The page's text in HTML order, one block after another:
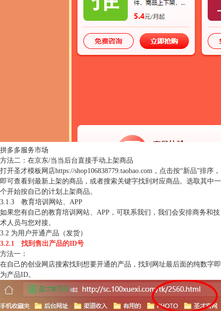
拼多多服务市场
方法二：在京东/当当后台直接手动上架商品
打开圣才模板网店https://shop106838779.taobao.com ，点击按“新品”排序，
即可查看到最新上架的商品，或者搜索关键字找到对应商品。选取其中一
个开始按自己的计划上架商品。
3.1.3 教育培训网站、APP
如果您有自己的教育培训网站、APP，可联系我们，我们会安排商务和技
术人员与您对接。
3.2 为用户开通产品（发货）
3.2.1 找到售出产品的ID号
方法一：
在自己的创业网店搜索找到想要开通的产品，找到网址最后面的纯数字即
为产品ID。